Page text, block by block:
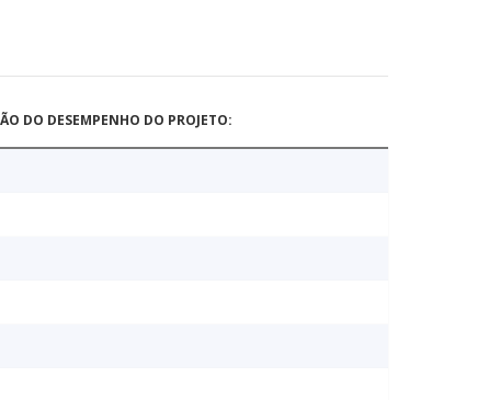
DO DESEMPENHO DO PROJETO: